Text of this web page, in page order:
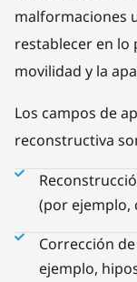
malformaciones
restablecer en lo
movilidad y la
Los campos de
reconstructiva
(por ejemplo,
Corrección
ejemplo,